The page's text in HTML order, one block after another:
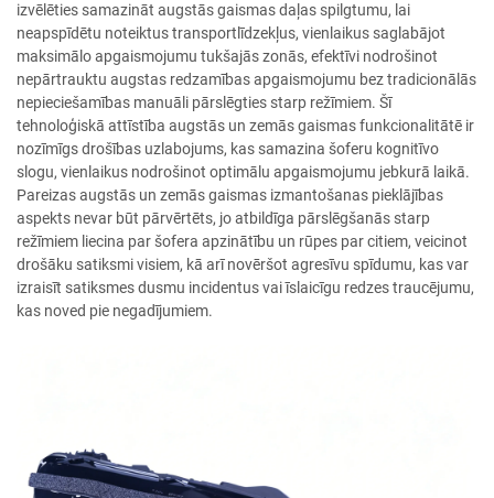
izvēlēties samazināt augstās gaismas daļas spilgtumu, lai
neapspīdētu noteiktus transportlīdzekļus, vienlaikus saglabājot
maksimālo apgaismojumu tukšajās zonās, efektīvi nodrošinot
nepārtrauktu augstas redzamības apgaismojumu bez tradicionālās
nepieciešamības manuāli pārslēgties starp režīmiem. Šī
tehnoloģiskā attīstība augstās un zemās gaismas funkcionalitātē ir
nozīmīgs drošības uzlabojums, kas samazina šoferu kognitīvo
slogu, vienlaikus nodrošinot optimālu apgaismojumu jebkurā laikā.
Pareizas augstās un zemās gaismas izmantošanas pieklājības
aspekts nevar būt pārvērtēts, jo atbildīga pārslēgšanās starp
režīmiem liecina par šofera apzinātību un rūpes par citiem, veicinot
drošāku satiksmi visiem, kā arī novēršot agresīvu spīdumu, kas var
izraisīt satiksmes dusmu incidentus vai īslaicīgu redzes traucējumu,
kas noved pie negadījumiem.